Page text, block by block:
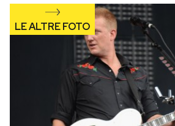
Notifiche mobile
Regala il Post
Hai bisogno di aiuto?